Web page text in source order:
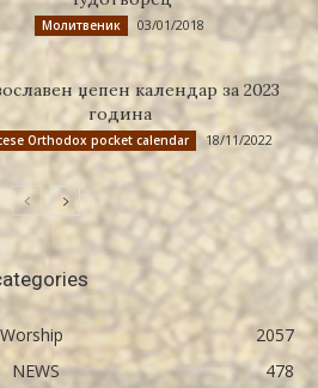
Молитвеник 03/01/2018
џепен календар за 2023
година
Orthodox pocket calendar 18/11/2022
Worship
2057
NEWS
478